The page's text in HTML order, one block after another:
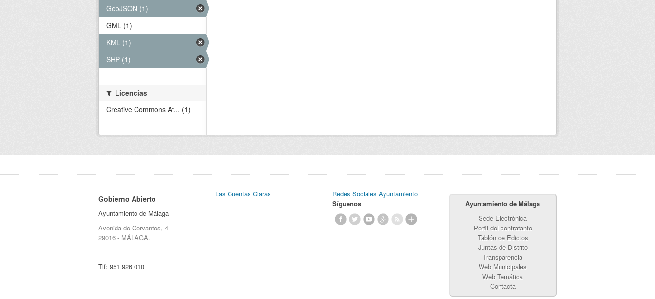
GeoJSON (1)
GML (1)
KML (1)
SHP (1)
Licencias
Creative Commons At... (1)
Gobierno Abierto
Ayuntamiento de Málaga
Avenida de Cervantes, 4
29016 - MÁLAGA.
Tlf: 951 926 010
Las Cuentas Claras
Redes Sociales Ayuntamiento
Síguenos
Ayuntamiento de Málaga
Sede Electrónica
Perfil del contratante
Tablón de Edictos
Juntas de Distrito
Transparencia
Web Municipales
Web Temática
Contacta